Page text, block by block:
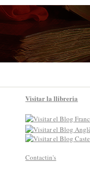
Visitar la llibreria
Contactin's